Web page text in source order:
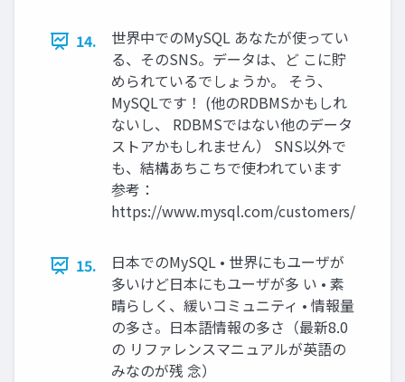
14.
世界中でのMySQL あなたが使ってい
る、そのSNS。データは、ど こに貯
められているでしょうか。 そう、
MySQLです！ (他のRDBMSかもしれ
ないし、 RDBMSではない他のデータ
ストアかもしれません） SNS以外で
も、結構あちこちで使われています
参考：
https://www.mysql.com/customers/
15.
日本でのMySQL • 世界にもユーザが
多いけど日本にもユーザが多 い • 素
晴らしく、緩いコミュニティ • 情報量
の多さ。日本語情報の多さ（最新8.0
の リファレンスマニュアルが英語の
みなのが残 念）